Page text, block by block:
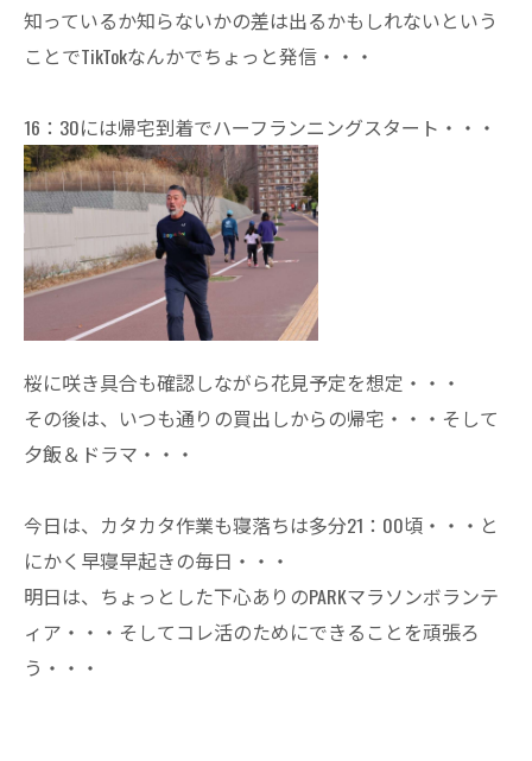
知っているか知らないかの差は出るかもしれないという
ことでTikTokなんかでちょっと発信・・・
16：30には帰宅到着でハーフランニングスタート・・・
桜に咲き具合も確認しながら花見予定を想定・・・
その後は、いつも通りの買出しからの帰宅・・・そして
夕飯＆ドラマ・・・
今日は、カタカタ作業も寝落ちは多分21：00頃・・・と
にかく早寝早起きの毎日・・・
明日は、ちょっとした下心ありのPARKマラソンボランテ
ィア・・・そしてコレ活のためにできることを頑張ろ
う・・・